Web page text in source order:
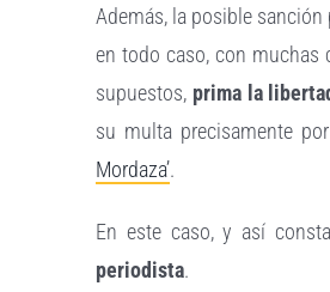
Además, la posible
en todo caso, con muchas
supuestos, prima la
su multa precisamente
Mordaza’.
En este caso, y así
periodista.